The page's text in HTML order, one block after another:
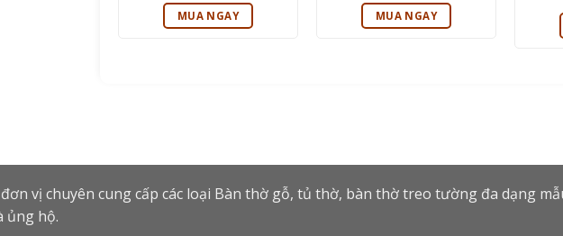
hạng
5
MUA NGAY
hạng
5
MUA NGAY
vị chuyên cung cấp các loại Bàn thờ gỗ, tủ thờ, bàn thờ treo tường đa dạng
ủng hộ.